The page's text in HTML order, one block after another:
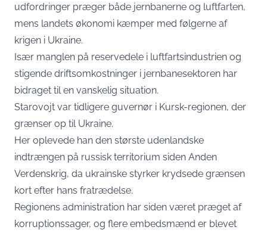
udfordringer præger både jernbanerne og luftfarten,
mens landets økonomi kæmper med følgerne af
krigen i Ukraine.
Især manglen på reservedele i luftfartsindustrien og
stigende driftsomkostninger i jernbanesektoren har
bidraget til en vanskelig situation.
Starovojt var tidligere guvernør i Kursk-regionen, der
grænser op til Ukraine.
Her oplevede han den største udenlandske
indtrængen på russisk territorium siden Anden
Verdenskrig, da ukrainske styrker krydsede grænsen
kort efter hans fratrædelse.
Regionens administration har siden været præget af
korruptionssager, og flere embedsmænd er blevet